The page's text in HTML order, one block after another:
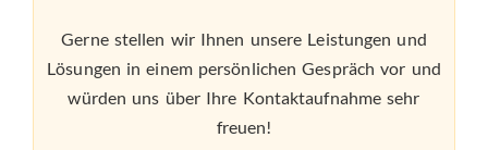
Gerne stellen wir Ihnen unsere Leistungen und
Lösungen in einem persönlichen Gespräch vor und
würden uns über Ihre Kontaktaufnahme sehr
freuen!